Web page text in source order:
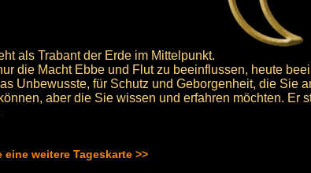
als Trabant der Erde im Mittelpunkt.
die Macht Ebbe und Flut zu beeinflussen, heute
Unbewusste, für Schutz und Geborgenheit, die Sie
aber die Sie wissen und erfahren möchten. Er
eine weitere Tageskarte >>